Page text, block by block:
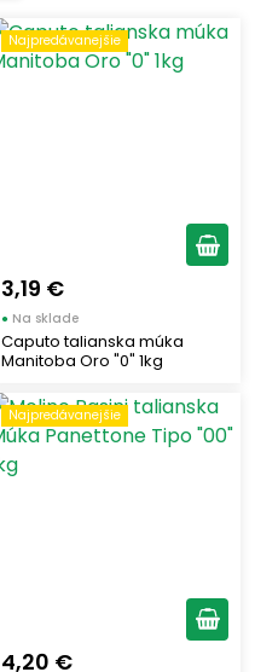
Najpredávanejšie
3,19 €
● Na sklade
Caputo talianska múka
Manitoba Oro "0" 1kg
Najpredávanejšie
4,20 €